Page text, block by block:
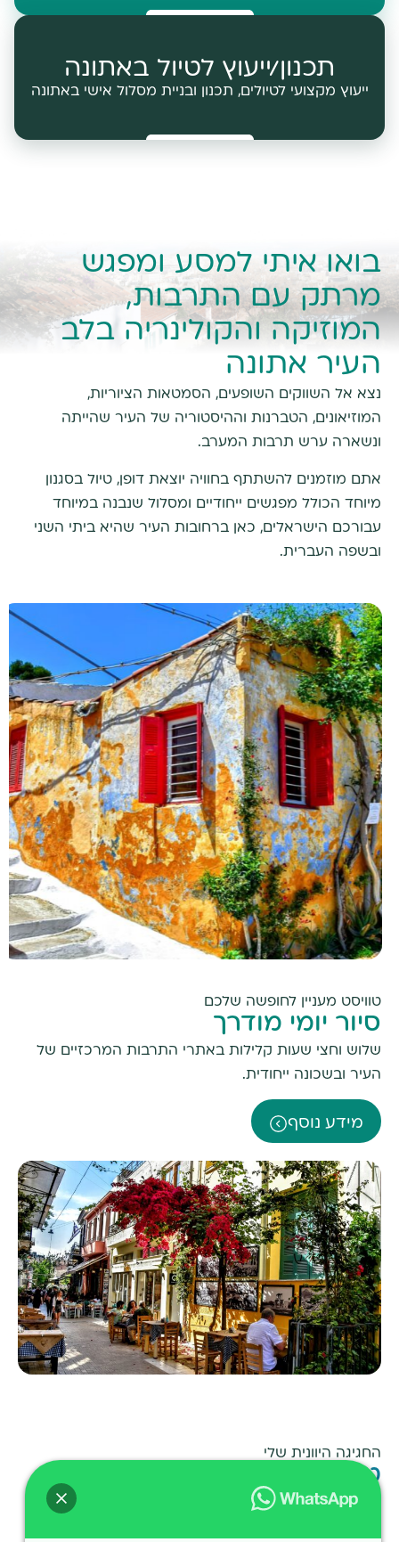
תכנון/ייעוץ לטיול באתונה
ייעוץ מקצועי לטיולים, תכנון ובניית מסלול אישי באתונה
בואו איתי למסע ומפגש
מרתק עם התרבות,
המוזיקה והקולינריה בלב
העיר אתונה
נצא אל השווקים השופעים, הסמטאות הציוריות,
המוזיאונים, הטברנות וההיסטוריה של העיר שהייתה
ונשארה ערש תרבות המערב.
אתם מוזמנים להשתתף בחוויה יוצאת דופן, טיול בסגנון
מיוחד הכולל מפגשים ייחודיים ומסלול שנבנה במיוחד
עבורכם הישראלים, כאן ברחובות העיר שהיא ביתי השני
ובשפה העברית.
טוויסט מעניין לחופשה שלכם
סיור יומי מודרך
שלוש וחצי שעות קלילות באתרי התרבות המרכזיים של
העיר ובשכונה ייחודית.
מידע נוסף
החגיגה היוונית שלי
טיול טברנות
כמו מלאכת מחשבת נבנה הטיול המיוחד הזה לכל מי